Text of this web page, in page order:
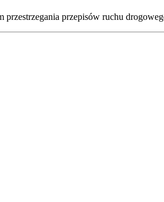
przepisów ruchu